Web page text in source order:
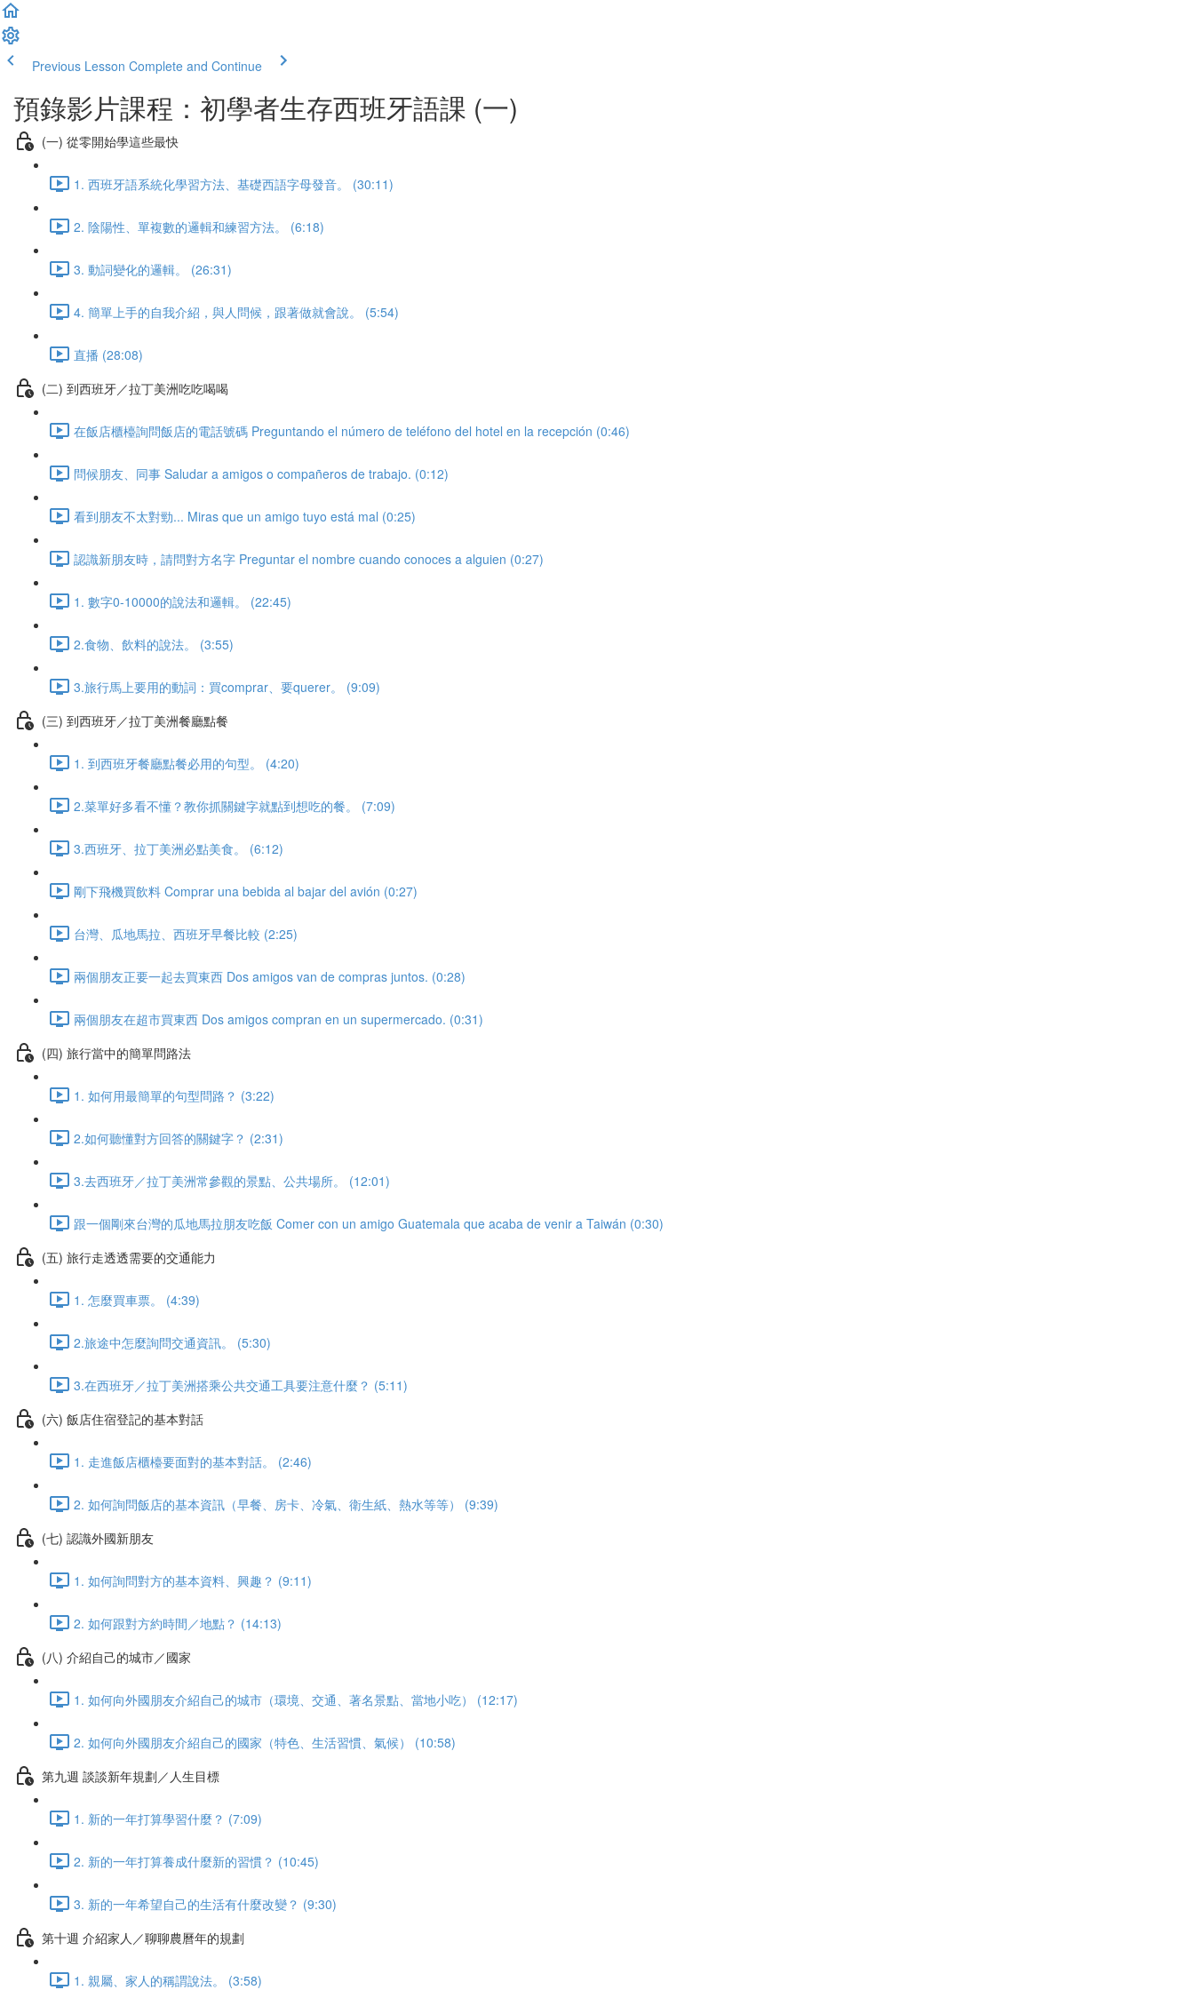
Previous Lesson Complete and Continue
預錄影片課程：初學者生存西班牙語課 (一)
(一) 從零開始學這些最快
1. 西班牙語系統化學習方法、基礎西語字母發音。 (30:11)
2. 陰陽性、單複數的邏輯和練習方法。 (6:18)
3. 動詞變化的邏輯。 (26:31)
4. 簡單上手的自我介紹，與人問候，跟著做就會說。 (5:54)
直播 (28:08)
(二) 到西班牙／拉丁美洲吃吃喝喝
在飯店櫃檯詢問飯店的電話號碼 Preguntando el número de teléfono del hotel en la recepción (0:46)
問候朋友、同事 Saludar a amigos o compañeros de trabajo. (0:12)
看到朋友不太對勁... Miras que un amigo tuyo está mal (0:25)
認識新朋友時，請問對方名字 Preguntar el nombre cuando conoces a alguien (0:27)
1. 數字0-10000的說法和邏輯。 (22:45)
2.食物、飲料的說法。 (3:55)
3.旅行馬上要用的動詞：買comprar、要querer。 (9:09)
(三) 到西班牙／拉丁美洲餐廳點餐
1. 到西班牙餐廳點餐必用的句型。 (4:20)
2.菜單好多看不懂？教你抓關鍵字就點到想吃的餐。 (7:09)
3.西班牙、拉丁美洲必點美食。 (6:12)
剛下飛機買飲料 Comprar una bebida al bajar del avión (0:27)
台灣、瓜地馬拉、西班牙早餐比較 (2:25)
兩個朋友正要一起去買東西 Dos amigos van de compras juntos. (0:28)
兩個朋友在超市買東西 Dos amigos compran en un supermercado. (0:31)
(四) 旅行當中的簡單問路法
1. 如何用最簡單的句型問路？ (3:22)
2.如何聽懂對方回答的關鍵字？ (2:31)
3.去西班牙／拉丁美洲常參觀的景點、公共場所。 (12:01)
跟一個剛來台灣的瓜地馬拉朋友吃飯 Comer con un amigo Guatemala que acaba de venir a Taiwán (0:30)
(五) 旅行走透透需要的交通能力
1. 怎麼買車票。 (4:39)
2.旅途中怎麼詢問交通資訊。 (5:30)
3.在西班牙／拉丁美洲搭乘公共交通工具要注意什麼？ (5:11)
(六) 飯店住宿登記的基本對話
1. 走進飯店櫃檯要面對的基本對話。 (2:46)
2. 如何詢問飯店的基本資訊（早餐、房卡、冷氣、衛生紙、熱水等等） (9:39)
(七) 認識外國新朋友
1. 如何詢問對方的基本資料、興趣？ (9:11)
2. 如何跟對方約時間／地點？ (14:13)
(八) 介紹自己的城市／國家
1. 如何向外國朋友介紹自己的城市（環境、交通、著名景點、當地小吃） (12:17)
2. 如何向外國朋友介紹自己的國家（特色、生活習慣、氣候） (10:58)
第九週 談談新年規劃／人生目標
1. 新的一年打算學習什麼？ (7:09)
2. 新的一年打算養成什麼新的習慣？ (10:45)
3. 新的一年希望自己的生活有什麼改變？ (9:30)
第十週 介紹家人／聊聊農曆年的規劃
1. 親屬、家人的稱謂說法。 (3:58)